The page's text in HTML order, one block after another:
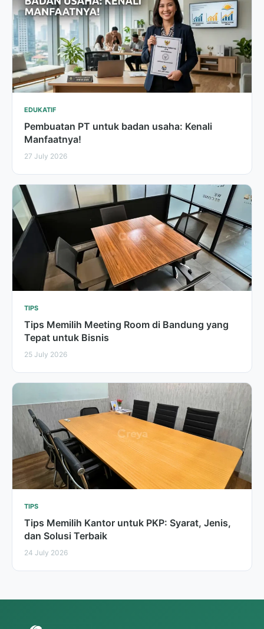
EDUKATIF
Pembuatan PT untuk badan usaha: Kenali
Manfaatnya!
27 July 2026
TIPS
Tips Memilih Meeting Room di Bandung yang
Tepat untuk Bisnis
25 July 2026
TIPS
Tips Memilih Kantor untuk PKP: Syarat, Jenis,
dan Solusi Terbaik
24 July 2026